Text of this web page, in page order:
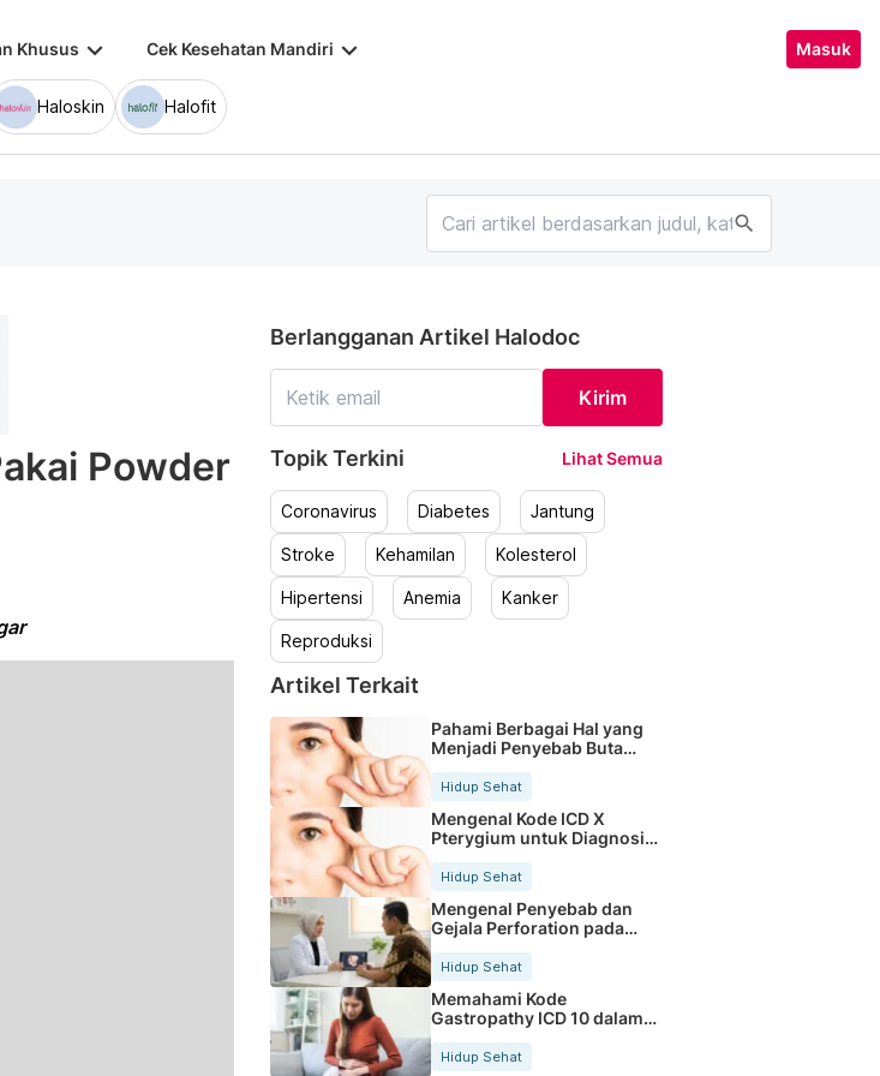
Khusus keyboard_arrow_down Cek Kesehatan Mandiri keyboard_arrow_down Masuk
Haloskin Halofit
search
Powder
Berlangganan Artikel Halodoc
Kirim
Topik Terkini Lihat Semua
Coronavirus Diabetes Jantung
Stroke Kehamilan Kolesterol
Hipertensi Anemia Kanker
Reproduksi
Artikel Terkait
Pahami Berbagai Hal yang
Menjadi Penyebab Buta
Hidup Sehat
Mengenal Kode ICD X
Pterygium untuk Diagnosis
Hidup Sehat
Mengenal Penyebab dan
Gejala Perforation pada
Tubuh
Hidup Sehat
Memahami Kode
Gastropathy ICD 10 dalam
Rekam Medis Pasien
Hidup Sehat